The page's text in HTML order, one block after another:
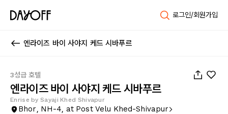
로그인/회원가입
엔라이즈 바이 사야지 케드 시바푸르
3성급 호텔
엔라이즈 바이 사야지 케드 시바푸르
Enrise by Sayaji Khed Shivapur
Bhor, NH-4, at Post Velu Khed-Shivapur